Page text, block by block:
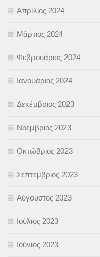
Απρίλιος 2024
Μάρτιος 2024
Φεβρουάριος 2024
Ιανουάριος 2024
Δεκέμβριος 2023
Νοέμβριος 2023
Οκτώβριος 2023
Σεπτέμβριος 2023
Αύγουστος 2023
Ιούλιος 2023
Ιούνιος 2023